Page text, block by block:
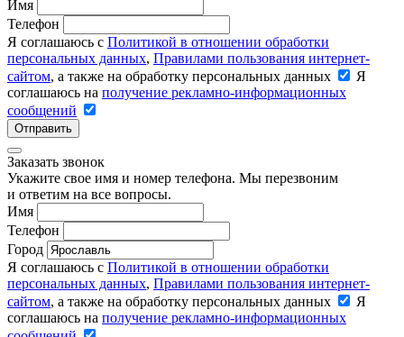
Имя
Телефон
Я соглашаюсь с Политикой в отношении обработки
персональных данных, Правилами пользования интернет-
сайтом, а также на обработку персональных данных
Я
соглашаюсь на получение рекламно-информационных
сообщений
Отправить
Заказать звонок
Укажите свое имя и номер телефона. Мы перезвоним
и ответим на все вопросы.
Имя
Телефон
Город
Я соглашаюсь с Политикой в отношении обработки
персональных данных, Правилами пользования интернет-
сайтом, а также на обработку персональных данных
Я
соглашаюсь на получение рекламно-информационных